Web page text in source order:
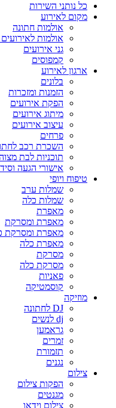
כל נותני השירות
מקום לאירוע
אולמות חתונה
אולמות
גני אירועים
קמפוסים
ארגון לאירוע
בלונים
הזמנות ומזכרות
הפקת אירועים
מיתוג אירועים
עיצוב אירועים
פרחים
השכרת רכב
תוכניות לבת
אישורי הגעה
טיפוח ויופי
שמלות ערב
שמלות כלה
מאפרת
מאפרת ומסרקת
מאפרת ומסרקת
מאפרת כלה
מסרקת
מסרקת כלה
פאניות
קוסמטיקה
מוזיקה
DJ לחתונה
dj לנשים
גראמען
זמרים
תזמורת
נגנים
צילום
הפקות צילום
מגנטים
צילום וידאו